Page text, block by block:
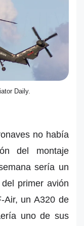
Daily.
no había
del montaje
sería un
primer avión
Air, un A320 de
uno de sus